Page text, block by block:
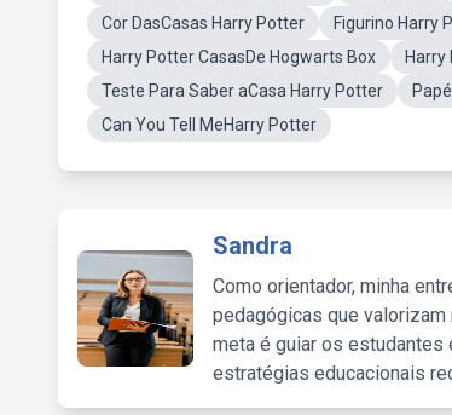
Cor DasCasas Harry Potter
Figurino Harry
Harry Potter CasasDe Hogwarts Box
Harry
Teste Para Saber aCasa Harry Potter
Can You Tell MeHarry Potter
Sandra
Como orientador, minha
pedagógicas que
meta é guiar os estudantes
estratégias educacionais